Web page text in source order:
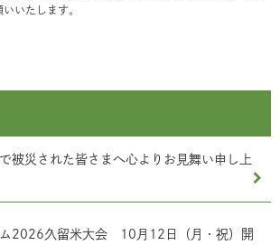
いたします。
被災された皆さまへ心よりお見舞い申し上
2026久留米大会 10月12日（月・祝）開